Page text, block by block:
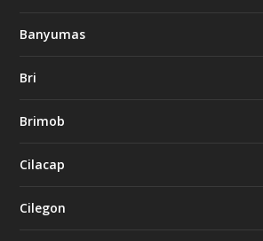
Banyumas
Bri
Brimob
Cilacap
Cilegon